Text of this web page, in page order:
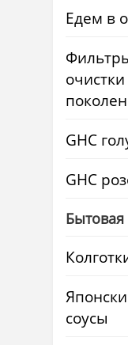
Едем в
GHC
GHC
соусы